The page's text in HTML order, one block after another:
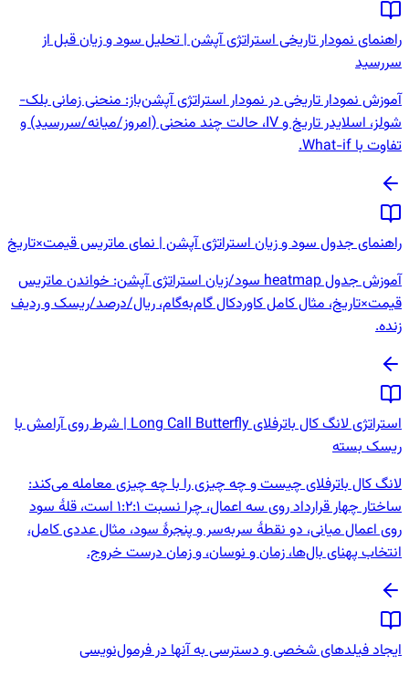
راهنمای نمودار تاریخی استراتژی آپشن | تحلیل سود و زیان قبل از
سررسید
آموزش نمودار تاریخی در نمودار استراتژی آپشن‌باز: منحنی زمانی بلک-
شولز، اسلایدر تاریخ و IV، حالت چند منحنی (امروز/میانه/سررسید) و
تفاوت با What-if.
راهنمای جدول سود و زیان استراتژی آپشن | نمای ماتریس قیمت×تاریخ
آموزش جدول heatmap سود/زیان استراتژی آپشن: خواندن ماتریس
قیمت×تاریخ، مثال کامل کاوردکال گام‌به‌گام، ریال/درصد/ریسک و ردیف
زنده.
استراتژی لانگ کال باترفلای Long Call Butterfly | شرط روی آرامش با
ریسک بسته
لانگ کال باترفلای چیست و چه چیزی را با چه چیزی معامله می‌کند:
ساختار چهار قرارداد روی سه اعمال، چرا نسبت 1:2:1 است، قلهٔ سود
روی اعمال میانی، دو نقطهٔ سربه‌سر و پنجرهٔ سود، مثال عددی کامل،
انتخاب پهنای بال‌ها، زمان و نوسان، و زمان درست خروج.
ایجاد فیلدهای شخصی و دسترسی به آنها در فرمول‌نویسی